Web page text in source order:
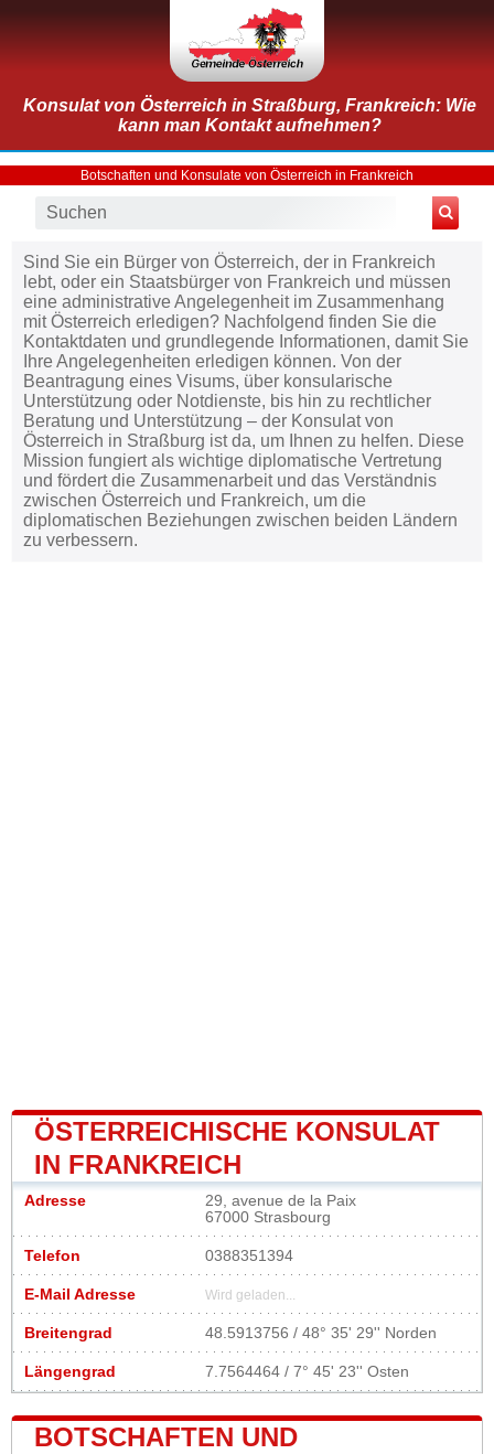
Konsulat von Österreich in Straßburg, Frankreich: Wie
kann man Kontakt aufnehmen?
Botschaften und Konsulate von Österreich in Frankreich
Sind Sie ein Bürger von Österreich, der in Frankreich
lebt, oder ein Staatsbürger von Frankreich und müssen
eine administrative Angelegenheit im Zusammenhang
mit Österreich erledigen? Nachfolgend finden Sie die
Kontaktdaten und grundlegende Informationen, damit Sie
Ihre Angelegenheiten erledigen können. Von der
Beantragung eines Visums, über konsularische
Unterstützung oder Notdienste, bis hin zu rechtlicher
Beratung und Unterstützung – der Konsulat von
Österreich in Straßburg ist da, um Ihnen zu helfen. Diese
Mission fungiert als wichtige diplomatische Vertretung
und fördert die Zusammenarbeit und das Verständnis
zwischen Österreich und Frankreich, um die
diplomatischen Beziehungen zwischen beiden Ländern
zu verbessern.
ÖSTERREICHISCHE KONSULAT
IN FRANKREICH
Adresse
29, avenue de la Paix
67000 Strasbourg
Telefon 0388351394
E-Mail Adresse Wird geladen...
Breitengrad 48.5913756 / 48° 35' 29'' Norden
Längengrad 7.7564464 / 7° 45' 23'' Osten
BOTSCHAFTEN UND